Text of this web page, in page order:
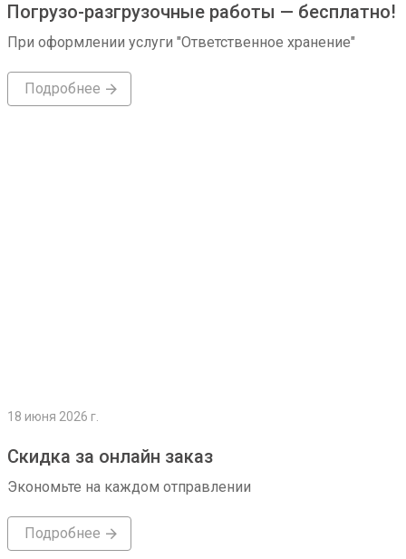
Погрузо-разгрузочные работы — бесплатно!
При оформлении услуги "Ответственное хранение"
Подробнее
18 июня 2026 г.
Скидка за онлайн заказ
Экономьте на каждом отправлении
Подробнее